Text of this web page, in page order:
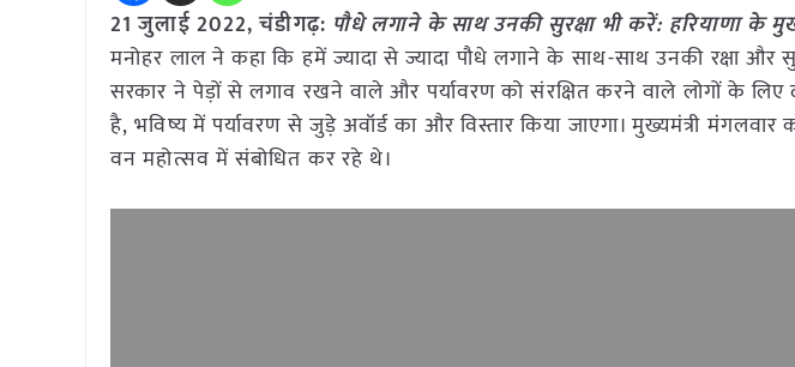
21 जुलाई 2022, चंडीगढ़: पौधे लगाने के साथ उनकी सुरक्षा भी करें: हरियाणा के
मनोहर लाल ने कहा कि हमें ज्यादा से ज्यादा पौधे लगाने के साथ-साथ उनकी रक्षा और
सरकार ने पेड़ों से लगाव रखने वाले और पर्यावरण को संरक्षित करने वाले लोगों के
है, भविष्य में पर्यावरण से जुड़े अवॉर्ड का और विस्तार किया जाएगा। मुख्यमंत्री
वन महोत्सव में संबोधित कर रहे थे।